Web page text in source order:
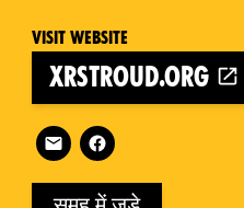
Visit website
xrstroud.org
Follow XR Stroud on